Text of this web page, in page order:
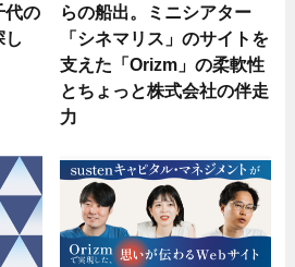
代の
し
らの船出。ミニシアター
「シネマリス」のサイトを
支えた「Orizm」の柔軟性
とちょっと株式会社の伴走
力